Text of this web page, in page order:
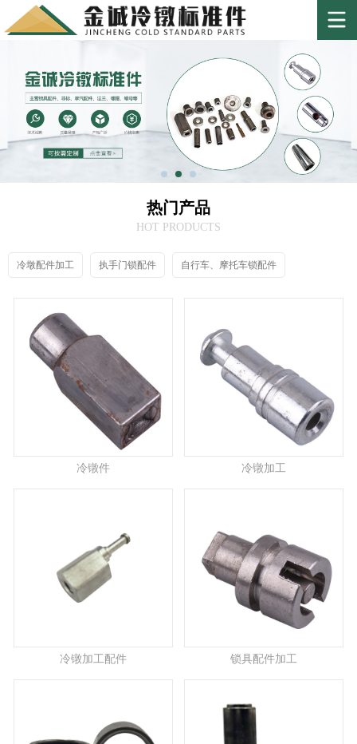
热门产品
HOT PRODUCTS
冷墩配件加工 执手门锁配件 自行车、摩托车锁配件
冷镦件 冷镦加工
冷镦加工配件 锁具配件加工